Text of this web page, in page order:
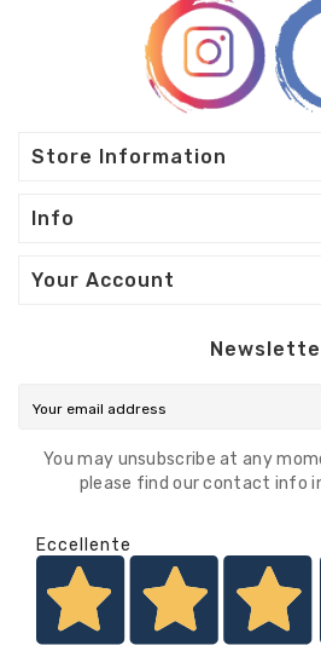
Store Information
Info
Your Account
You may unsubscribe at any
please find our contact info
Eccellente